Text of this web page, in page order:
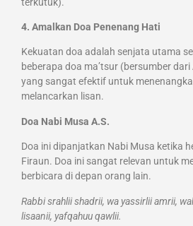
4. Amalkan Doa Penenang Hati
Kekuatan doa adalah senjata utama
beberapa doa ma’tsur (bersumber dari
yang sangat efektif untuk
melancarkan lisan.
Doa Nabi Musa A.S.
Doa ini dipanjatkan Nabi Musa ketika
Firaun. Doa ini sangat relevan untuk
berbicara di depan orang lain.
Rabbi srahlii shadrii, wa yassirlii amrii,
lisaanii, yafqahuu qawlii.